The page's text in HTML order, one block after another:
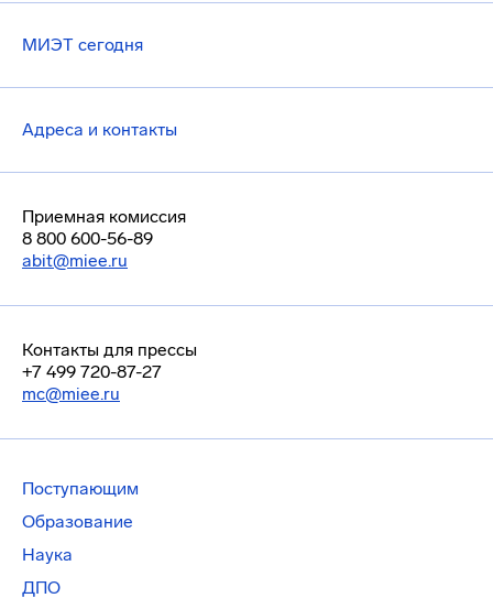
МИЭТ сегодня
Адреса и контакты
Приемная комиссия
8 800 600-56-89
abit@miee.ru
Контакты для прессы
+7 499 720-87-27
mc@miee.ru
Поступающим
Образование
Наука
ДПО